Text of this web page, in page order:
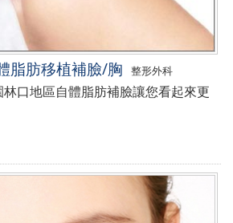
脂肪移植補臉/胸 整形外科
口地區自體脂肪補臉讓您看起來更